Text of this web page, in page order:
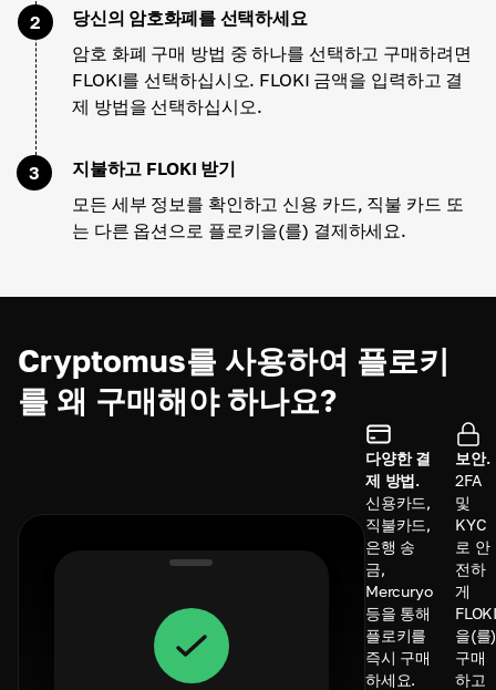
2
당신의 암호화폐를 선택하세요
암호 화폐 구매 방법 중 하나를 선택하고 구매하려면
FLOKI를 선택하십시오. FLOKI 금액을 입력하고 결
제 방법을 선택하십시오.
3
지불하고 FLOKI 받기
모든 세부 정보를 확인하고 신용 카드, 직불 카드 또
는 다른 옵션으로 플로키을(를) 결제하세요.
Cryptomus를 사용하여 플로키
를 왜 구매해야 하나요?
다양한 결
제 방법.
신용카드,
직불카드,
은행 송
금,
Mercuryo
등을 통해
플로키를
즉시 구매
하세요.
보안.
2FA
및
KYC
로 안
전하
게
을(를)
구매
하고